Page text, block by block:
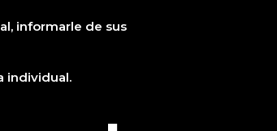
informarle de sus
individual.